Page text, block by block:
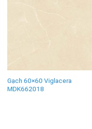
Gạch 60×60 Viglacera
MDK662018